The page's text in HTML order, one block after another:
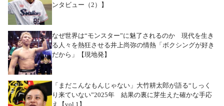
ンタビュー（2）】
なぜ世界は“モンスター”に魅了されるのか 現代を生き
る人々を熱狂させる井上尚弥の情熱「ボクシングが好き
だから」【現地発】
「まだこんなもんじゃない」大竹耕太郎が語る“しっく
り来ていない”2025年 結果の裏に芽生えた確かな手応
え【vol.1】